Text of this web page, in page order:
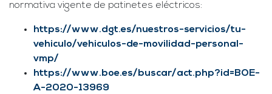
normativa vigente de patinetes eléctricos:
https://www.dgt.es/nuestros-servicios/tu-
vehiculo/vehiculos-de-movilidad-personal-
vmp/
https://www.boe.es/buscar/act.php?id=BOE-
A-2020-13969